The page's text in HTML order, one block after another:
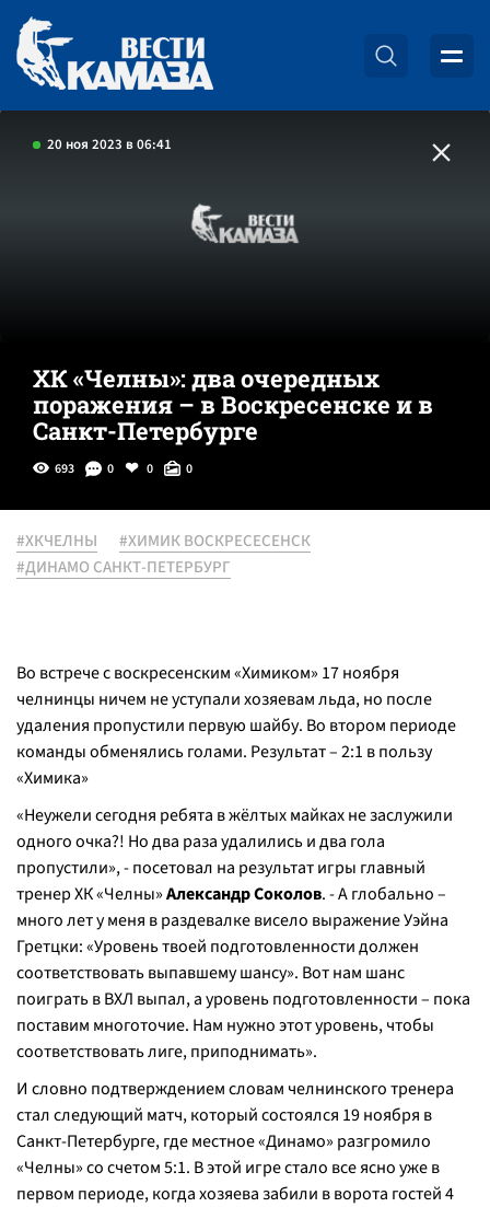
20 ноя 2023 в 06:41
ХК «Челны»: два очередных
поражения – в Воскресенске и в
Санкт-Петербурге
693 0 0 0
#ХКЧЕЛНЫ
#ХИМИК ВОСКРЕСЕСЕНСК
#ДИНАМО САНКТ-ПЕТЕРБУРГ
Во встрече с воскресенским «Химиком» 17 ноября
челнинцы ничем не уступали хозяевам льда, но после
удаления пропустили первую шайбу. Во втором периоде
команды обменялись голами. Результат – 2:1 в пользу
«Химика»
«Неужели сегодня ребята в жёлтых майках не заслужили
одного очка?! Но два раза удалились и два гола
пропустили», - посетовал на результат игры главный
тренер ХК «Челны»Александр Соколов. - А глобально –
много лет у меня в раздевалке висело выражение Уэйна
Гретцки: «Уровень твоей подготовленности должен
соответствовать выпавшему шансу». Вот нам шанс
поиграть в ВХЛ выпал, а уровень подготовленности – пока
поставим многоточие. Нам нужно этот уровень, чтобы
соответствовать лиге, приподнимать».
И словно подтверждением словам челнинского тренера
стал следующий матч, который состоялся 19 ноября в
Санкт-Петербурге, где местное «Динамо» разгромило
«Челны» со счетом 5:1. В этой игре стало все ясно уже в
первом периоде, когда хозяева забили в ворота гостей 4